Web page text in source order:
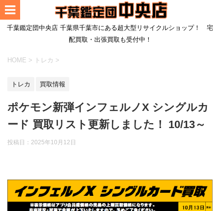
千葉鑑定団中央店 千葉県千葉市にある超大型リサイクルショップ！ 宅
配買取・出張買取も受付中！
HOME > トレカ >
トレカ 買取情報
ポケモン新弾インフェルノX シングルカ
ード 買取リスト更新しました！ 10/13～
投稿日： 2025年10月12日